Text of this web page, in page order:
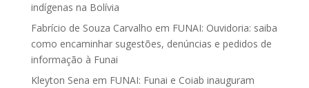
indígenas na Bolívia
Fabrício de Souza Carvalho em FUNAI: Ouvidoria: saiba
como encaminhar sugestões, denúncias e pedidos de
informação à Funai
Kleyton Sena em FUNAI: Funai e Coiab inauguram